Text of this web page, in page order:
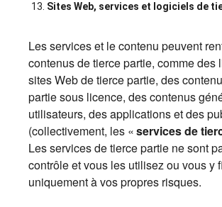
Sites Web, services et logiciels de
Les services et le contenu peuvent
contenus de tierce partie, comme des
sites Web de tierce partie, des
partie sous licence, des contenus
utilisateurs, des applications et des
(collectivement, les «services de
Les services de tierce partie ne sont
contrôle et vous les utilisez ou vous y
uniquement à vos propres risques.